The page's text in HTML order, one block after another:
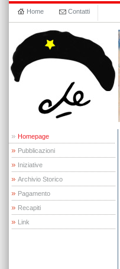
Home Contatti
Homepage
Pubblicazioni
Iniziative
Archivio Storico
Pagamento
Recapiti
Link